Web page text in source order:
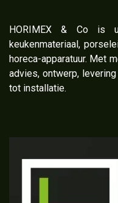
​HORIMEX & Co is
keukenmateriaal,
horeca-apparatuur. Met
advies, ontwerp,
tot installatie.